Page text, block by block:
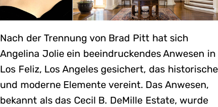
Nach der Trennung von Brad Pitt hat sich
Angelina Jolie ein beeindruckendes Anwesen in
Los Feliz, Los Angeles gesichert, das historische
und moderne Elemente vereint. Das Anwesen,
bekannt als das Cecil B. DeMille Estate, wurde